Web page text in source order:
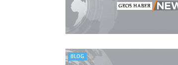
BLOG